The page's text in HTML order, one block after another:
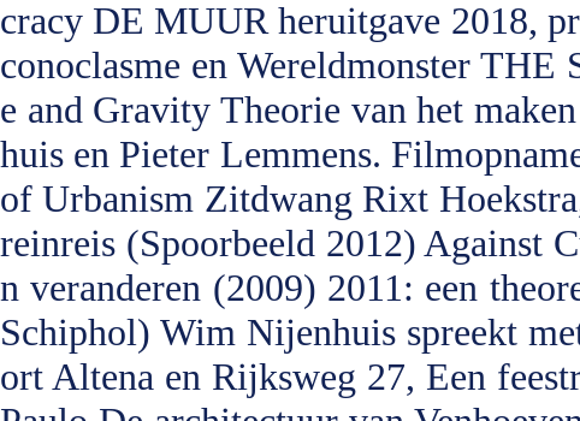
cracy DE MUUR heruitgave 2018,
conoclasme en Wereldmonster THE
e and Gravity Theorie van het
huis en Pieter Lemmens.
of Urbanism Zitdwang Rixt
reinreis (Spoorbeeld 2012) Against
n veranderen (2009) 2011: een
Schiphol) Wim Nijenhuis spreekt
ort Altena en Rijksweg 27, Een